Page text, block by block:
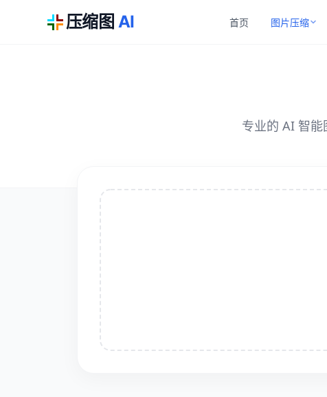
压缩图 AI 首页 图片压缩
专业的 AI 智